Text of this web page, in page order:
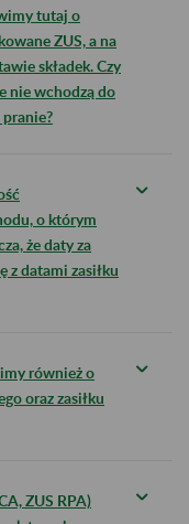
tutaj o
ZUS, a na
składek. Czy
nie wchodzą do
o którym
że daty za
z datami zasiłku
również o
oraz zasiłku
ZUS RPA)